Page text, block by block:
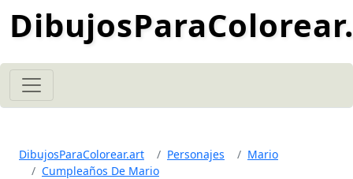
DibujosParaColorear.art Personajes
Mario
Cumpleaños De Mario